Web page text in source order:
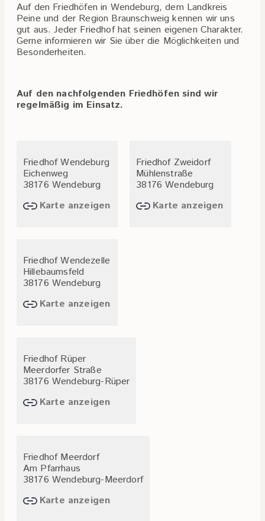
Auf den Friedhöfen in Wendeburg, dem Landkreis
Peine und der Region Braunschweig kennen wir uns
gut aus. Jeder Friedhof hat seinen eigenen Charakter.
Gerne informieren wir Sie über die Möglichkeiten und
Besonderheiten.
Auf den nachfolgenden Friedhöfen sind wir
regelmäßig im Einsatz.
Friedhof Wendeburg
Eichenweg
38176 Wendeburg
Karte anzeigen
Friedhof Zweidorf
Mühlenstraße
38176 Wendeburg
Karte anzeigen
Friedhof Wendezelle
Hillebaumsfeld
38176 Wendeburg
Karte anzeigen
Friedhof Rüper
Meerdorfer Straße
38176 Wendeburg-Rüper
Karte anzeigen
Friedhof Meerdorf
Am Pfarrhaus
38176 Wendeburg-Meerdorf
Karte anzeigen